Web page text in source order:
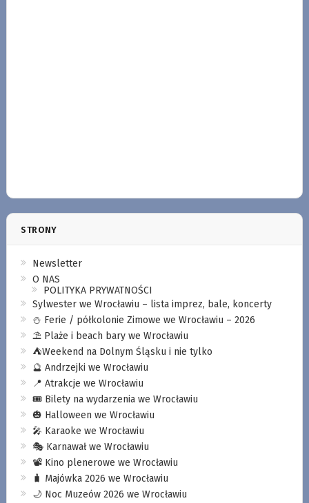
STRONY
Newsletter
O NAS
POLITYKA PRYWATNOŚCI
Sylwester we Wrocławiu – lista imprez, bale, koncerty
⛄️ Ferie / półkolonie Zimowe we Wrocławiu – 2026
⛱️ Plaże i beach bary we Wrocławiu
⛺️Weekend na Dolnym Śląsku i nie tylko
🔮 Andrzejki we Wrocławiu
📍 Atrakcje we Wrocławiu
🎟️ Bilety na wydarzenia we Wrocławiu
🎃 Halloween we Wrocławiu
🎤 Karaoke we Wrocławiu
🎭 Karnawał we Wrocławiu
📽️ Kino plenerowe we Wrocławiu
🧳 Majówka 2026 we Wrocławiu
🌙 Noc Muzeów 2026 we Wrocławiu